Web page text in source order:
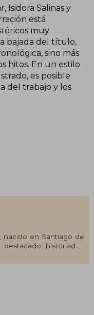
Isidora Salinas y
está
muy
bajada del título,
sino más
hitos. En un estilo
es posible
del trabajo y los
nacido en Santiago de
historiador,
Historia, Filosofía y
de Chile, y obtuvo